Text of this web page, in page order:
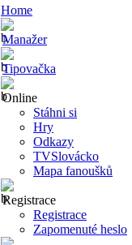
Home
Manažer
Tipovačka
Online
Stáhni si
Hry
Odkazy
TVSlovácko
Mapa fanoušků
Registrace
Registrace
Zapomenuté heslo